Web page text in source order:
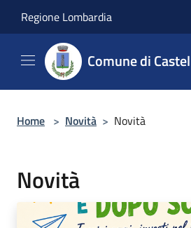
Regione Lombardia
Comune di
Home > Novità > Novità
Novità